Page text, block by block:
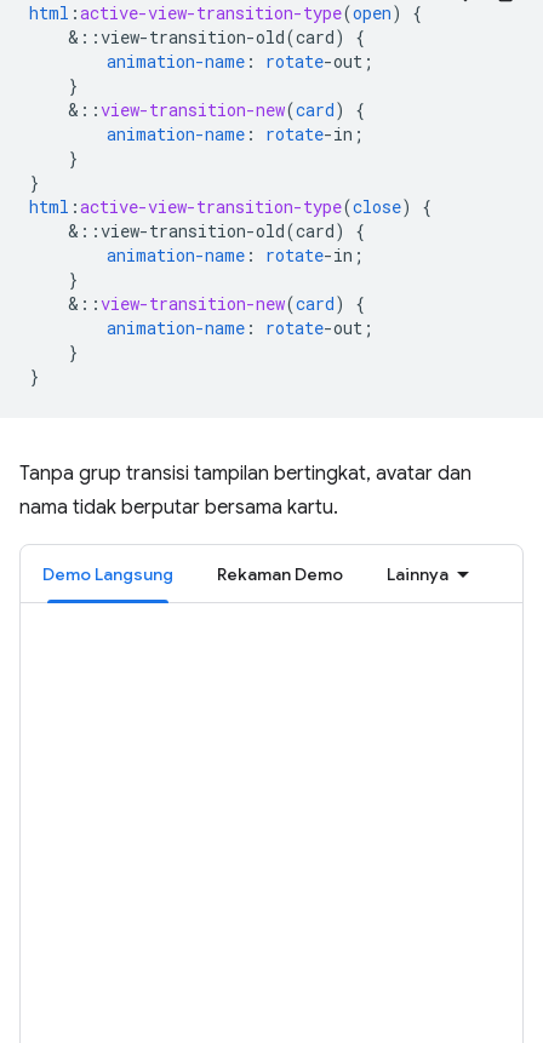
html :active-view-transition-type(open)
{
& ::view-transition-old(card)
{
animation-name : rotate-out ;
}
& ::view-transition-new(card)
{
animation-name : rotate-in ;
}
}
html :active-view-transition-type(close)
{
& ::view-transition-old(card)
{
animation-name : rotate-in ;
}
& ::view-transition-new(card)
{
animation-name : rotate-out ;
}
}
Tanpa grup transisi tampilan bertingkat, avatar dan
nama tidak berputar bersama kartu.
Demo Langsung Rekaman Demo Lainnya